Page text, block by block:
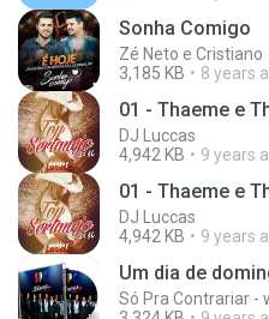
Sonha Comigo
Zé Neto e Cristiano
3,185 KB
8 years
01 - Thaeme e
DJ Luccas
4,942 KB
9 years
01 - Thaeme e
DJ Luccas
4,942 KB
9 years
Um dia de
Só Pra Contrariar -